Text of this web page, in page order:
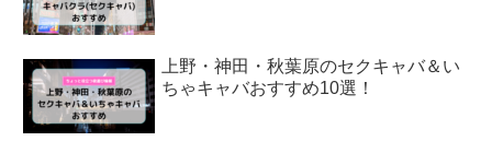
上野・神田・秋葉原のセクキャバ＆い
ちゃキャバおすすめ10選！